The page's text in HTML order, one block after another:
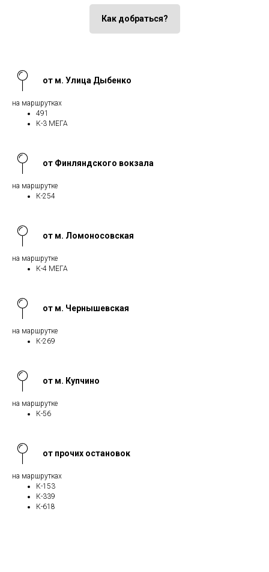
Как добраться?
от м. Улица Дыбенко
на маршрутках
491
К-3 МЕГА
от Финляндского вокзала
на маршрутке
К-254
от м. Ломоносовская
на маршрутке
К-4 МЕГА
от м. Чернышевская
на маршрутке
К-269
от м. Купчино
на маршрутке
К-56
от прочих остановок
на маршрутках
К-153
К-339
К-618